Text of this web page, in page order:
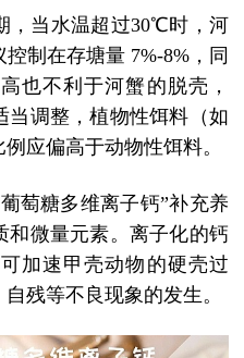
，当水温超过30℃时，河
控制在存塘量 7%-8%，同
也不利于河蟹的脱壳，
当调整，植物性饵料（如
应偏高于动物性饵料。
萄糖多维离子钙”补充养
和微量元素。离子化的钙
加速甲壳动物的硬壳过
残等不良现象的发生。